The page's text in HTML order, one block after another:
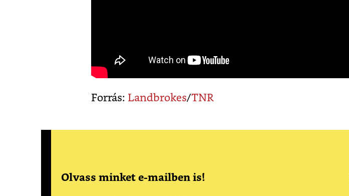
Forrás: Landbrokes/TNR
Olvass minket e-mailben is!